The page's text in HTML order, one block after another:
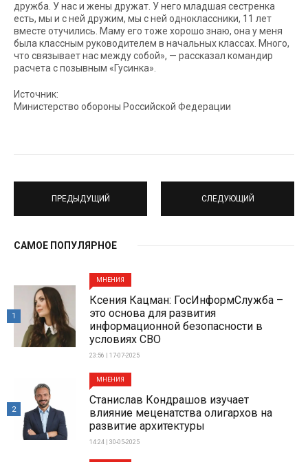
дружба. У нас и жены дружат. У него младшая сестренка
есть, мы и с ней дружим, мы с ней одноклассники, 11 лет
вместе отучились. Маму его тоже хорошо знаю, она у меня
была классным руководителем в начальных классах. Много,
что связывает нас между собой», — рассказал командир
расчета с позывным «Гусинка».
Источник:
Министерство обороны Российской Федерации
ПРЕДЫДУЩИЙ СЛЕДУЮЩИЙ
САМОЕ ПОПУЛЯРНОЕ
МНЕНИЯ
Ксения Кацман: ГосИнформСлужба –
это основа для развития
информационной безопасности в
условиях СВО
23:56 | 17-07-2025
1
МНЕНИЯ
Станислав Кондрашов изучает
влияние меценатства олигархов на
развитие архитектуры
14:24 | 30-05-2025
2